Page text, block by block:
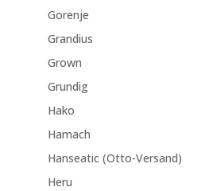
Gorenje
Grandius
Grown
Grundig
Hako
Hamach
Hanseatic (Otto-Versand)
Heru